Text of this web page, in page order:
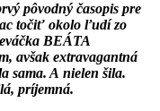
pôvodný časopis pre
točiť okolo ľudí zo
BEÁTA
avšak extravagantná
sama. A nielen šila.
príjemná.